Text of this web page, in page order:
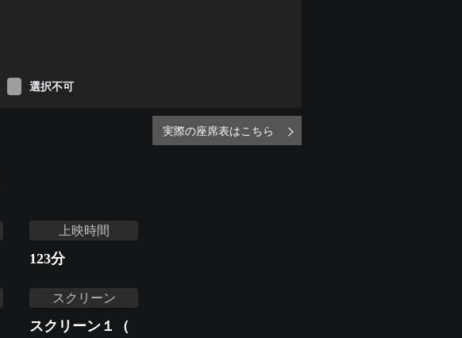
選択不可
実際の座席表はこちら
上映時間
123分
スクリーン
スクリーン１（